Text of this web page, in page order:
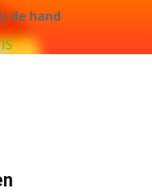
de hand